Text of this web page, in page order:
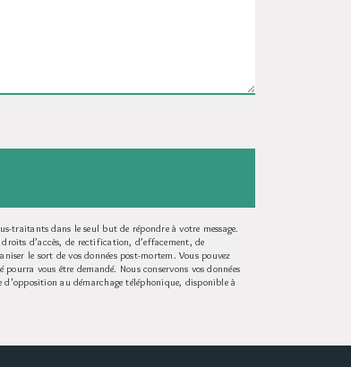
traitants dans le seul but de répondre à votre message.
droits d’accès, de rectification, d’effacement, de
le sort de vos données post-mortem. Vous pouvez
vous être demandé. Nous conservons vos données
au démarchage téléphonique, disponible à